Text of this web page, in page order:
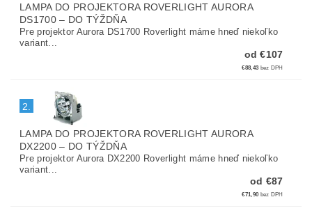
LAMPA DO PROJEKTORA ROVERLIGHT AURORA
DS1700– DO TÝŽDŇA
Pre projektor Aurora DS1700 Roverlight máme hneď niekoľko
variant...
od €107
€88,43 bez DPH
2.
LAMPA DO PROJEKTORA ROVERLIGHT AURORA
DX2200– DO TÝŽDŇA
Pre projektor Aurora DX2200 Roverlight máme hneď niekoľko
variant...
od €87
€71,90 bez DPH